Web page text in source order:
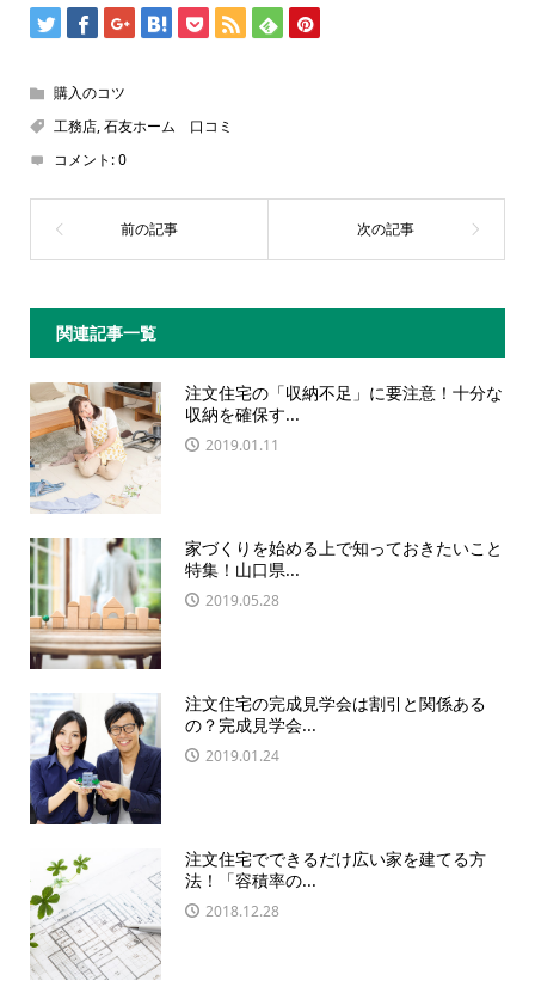
購入のコツ
工務店,石友ホーム 口コミ
コメント:0
関連記事一覧
注文住宅の「収納不足」に要注意！十分な
収納を確保す...
2019.01.11
家づくりを始める上で知っておきたいこと
特集！山口県...
2019.05.28
注文住宅の完成見学会は割引と関係ある
の？完成見学会...
2019.01.24
注文住宅でできるだけ広い家を建てる方
法！「容積率の...
2018.12.28